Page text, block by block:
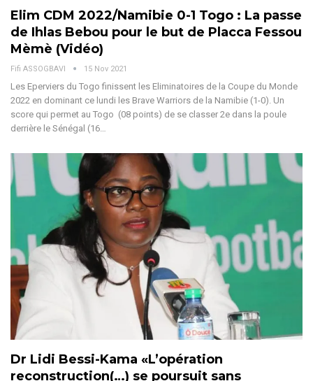
Elim CDM 2022/Namibie 0-1 Togo : La passe
de Ihlas Bebou pour le but de Placca Fessou
Mèmè (Vidéo)
Fifi ASSOGBAVI 15 Nov 2021
Les Eperviers du Togo finissent les Eliminatoires de la Coupe du Monde
2022 en dominant ce lundi les Brave Warriors de la Namibie (1-0). Un
score qui permet au Togo (08 points) de se classer 2e dans la poule
derrière le Sénégal (16…
Dr Lidi Bessi-Kama «L’opération
reconstruction(…) se poursuit sans